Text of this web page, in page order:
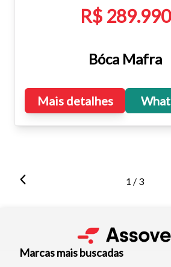
R$ 289.990
Bóca Mafra
Mais detalhes
1 / 3
Marcas mais buscadas